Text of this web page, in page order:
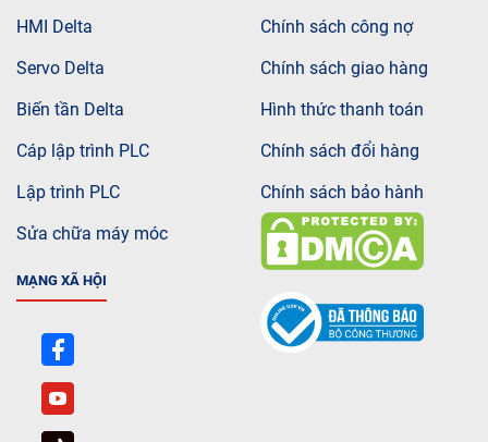
HMI Delta
Servo Delta
Biến tần Delta
Cáp lập trình PLC
Lập trình PLC
Sửa chữa máy móc
MẠNG XÃ HỘI
Chính sách công nợ
Chính sách giao hàng
Hình thức thanh toán
Chính sách đổi hàng
Chính sách bảo hành